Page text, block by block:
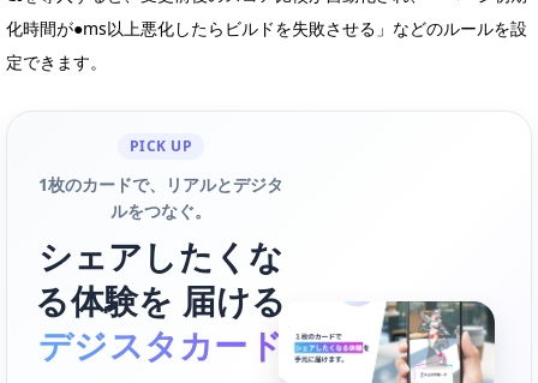
化時間が●ms以上悪化したらビルドを失敗させる」などのルールを設
定できます。
PICK UP
1枚のカードで、リアルとデジタ
ルをつなぐ。
シェアしたくな
る体験を 届ける
デジスタカード